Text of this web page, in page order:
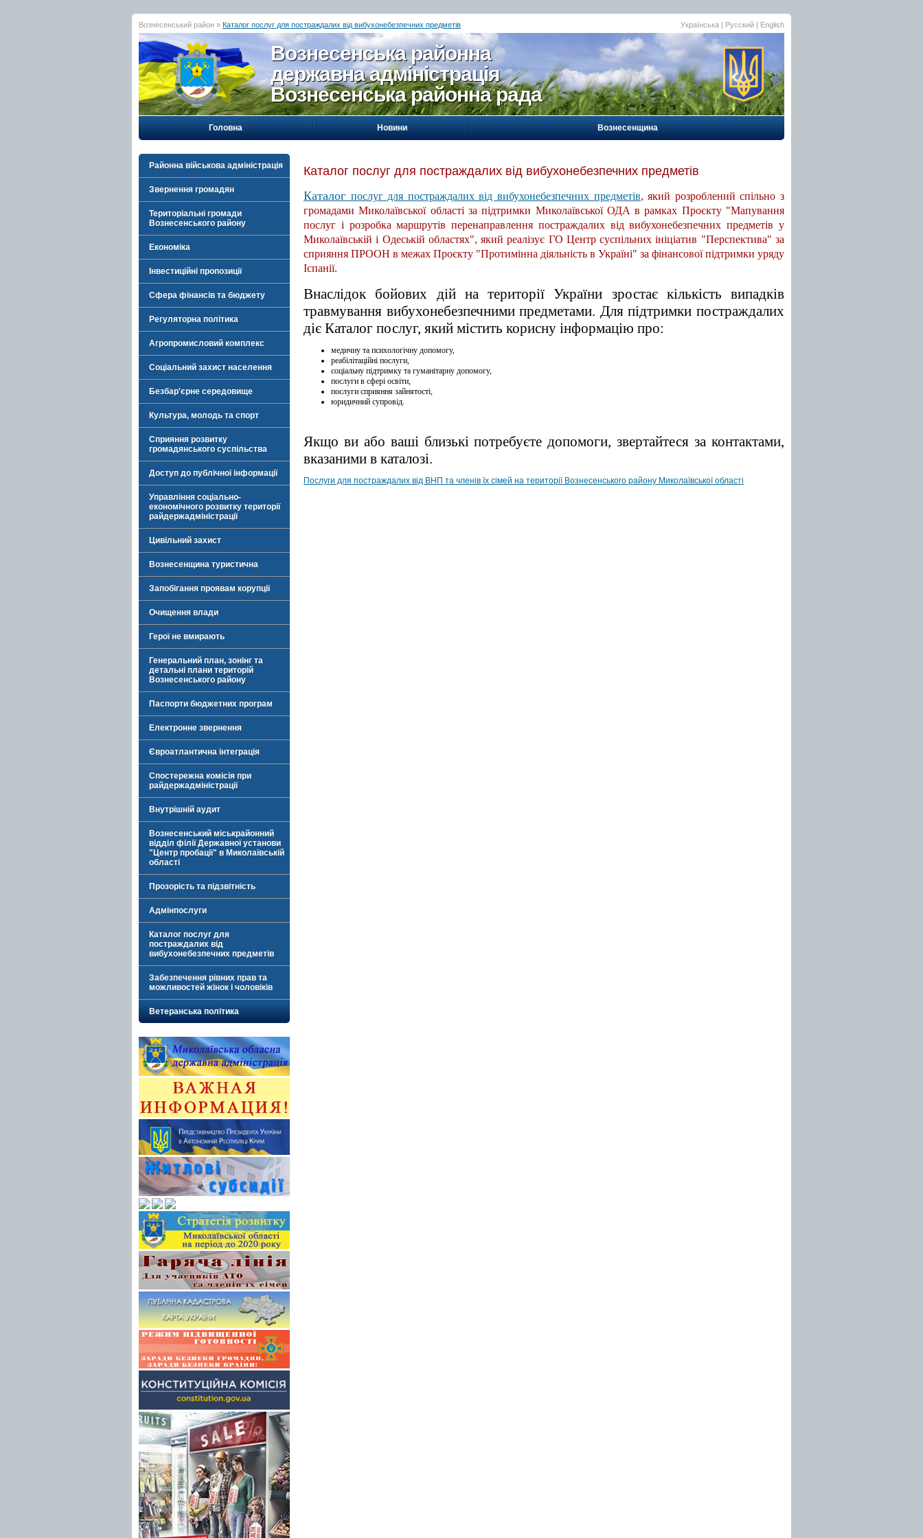
Вознесенський район » Каталог послуг для постраждалих від вибухонебезпечних предметів Українська | Русский | English
Вознесенська районна
державна адміністрація
Вознесенська районна рада
Головна Новини Вознесенщина
Районна військова адміністрація
Звернення громадян
Територіальні громади
Вознесенського району
Економіка
Інвестиційні пропозиції
Сфера фінансів та бюджету
Регуляторна політика
Агропромисловий комплекс
Соціальний захист населення
Безбар'єрне середовище
Культура, молодь та спорт
Сприяння розвитку
громадянського суспільства
Доступ до публічної інформації
Управління соціально-
економічного розвитку території
райдержадміністрації
Цивільний захист
Вознесенщина туристична
Запобігання проявам корупції
Очищення влади
Герої не вмирають
Генеральний план, зонінг та
детальні плани територій
Вознесенського району
Паспорти бюджетних програм
Електронне звернення
Євроатлантична інтеграція
Спостережна комісія при
райдержадміністрації
Внутрішній аудит
Вознесенський міськрайонний
відділ філії Державної установи
"Центр пробації" в Миколаївській
області
Прозорість та підзвітність
Адмінпослуги
Каталог послуг для
постраждалих від
вибухонебезпечних предметів
Забезпечення рівних прав та
можливостей жінок і чоловіків
Ветеранська політика
Каталог послуг для постраждалих від вибухонебезпечних предметів
Каталог послуг для постраждалих від вибухонебезпечних предметів, який розроблений спільно з
громадами Миколаївської області за підтримки Миколаївської ОДА в рамках Проєкту "Мапування
послуг і розробка маршрутів перенаправлення постраждалих від вибухонебезпечних предметів у
Миколаївській і Одеській областях", який реалізує ГО Центр суспільних ініціатив "Перспектива" за
сприяння ПРООН в межах Проєкту "Протимінна діяльність в Україні" за фінансової підтримки уряду
Іспанії.
Внаслідок бойових дій на території України зростає кількість випадків
травмування вибухонебезпечними предметами. Для підтримки постраждалих
діє Каталог послуг, який містить корисну інформацію про:
медичну та психологічну допомогу,
реабілітаційні послуги,
соціальну підтримку та гуманітарну допомогу,
послуги в сфері освіти,
послуги сприяння зайнятості,
юридичний супровід.
Якщо ви або ваші близькі потребуєте допомоги, звертайтеся за контактами,
вказаними в каталозі.
Послуги для постраждалих від ВНП та членів їх сімей на території Вознесенського району Миколаївської області